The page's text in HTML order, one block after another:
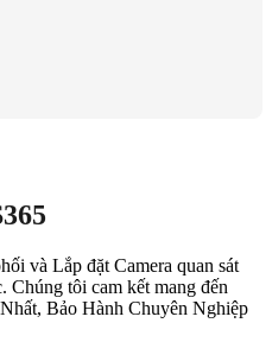
và Lắp đặt Camera quan sát
tôi cam kết mang đến
Bảo Hành Chuyên Nghiệp